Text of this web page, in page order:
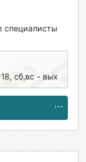
специалисты
сб,вс - вых
82